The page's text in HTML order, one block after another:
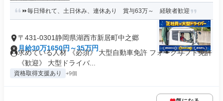
⏩毎日帰れて、土日休み、連休あり 賞与63万～ 経験者歓迎
〒431-0301静岡県湖西市新居町中之郷
月給30万1650円～35万円
求めている人材 《必須》 大型自動車免許 フォークリフト免許
《歓迎》 大型ドライバ...
資格取得支援あり +9個